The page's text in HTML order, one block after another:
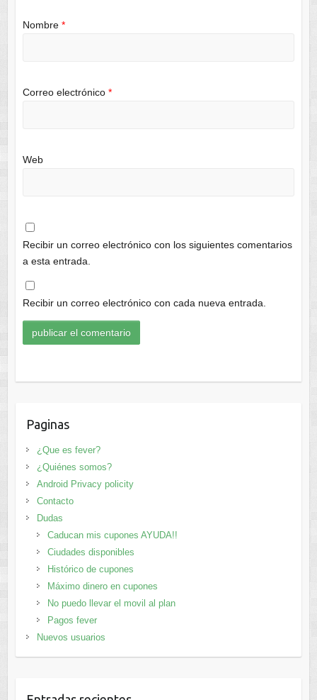
Nombre *
Correo electrónico *
Web
Recibir un correo electrónico con los siguientes comentarios
a esta entrada.
Recibir un correo electrónico con cada nueva entrada.
Paginas
¿Que es fever?
¿Quiénes somos?
Android Privacy policity
Contacto
Dudas
Caducan mis cupones AYUDA!!
Ciudades disponibles
Histórico de cupones
Máximo dinero en cupones
No puedo llevar el movil al plan
Pagos fever
Nuevos usuarios